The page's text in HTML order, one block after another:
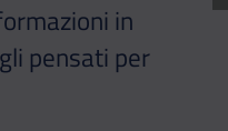
in
pensati per